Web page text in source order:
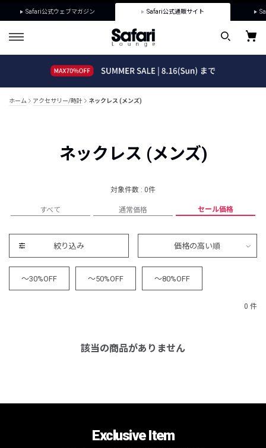
Safari公式ウェブマガジン Safari公式通販サイト
ホーム アクセサリー/時計 ネックレス (メンズ)
ネックレス (メンズ)
対象件数 : 0件
すべて 通常価格 セール価格
絞り込み 価格の高い順
～30%OFF ～50%OFF ～80%OFF
0 件
該当の商品がありません
Exclusive Item